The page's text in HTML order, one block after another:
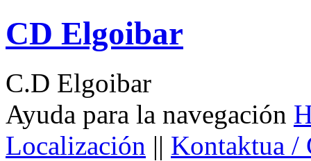
CD Elgoibar
C.D Elgoibar
Ayuda para la navegación
Localización || Kontaktua /